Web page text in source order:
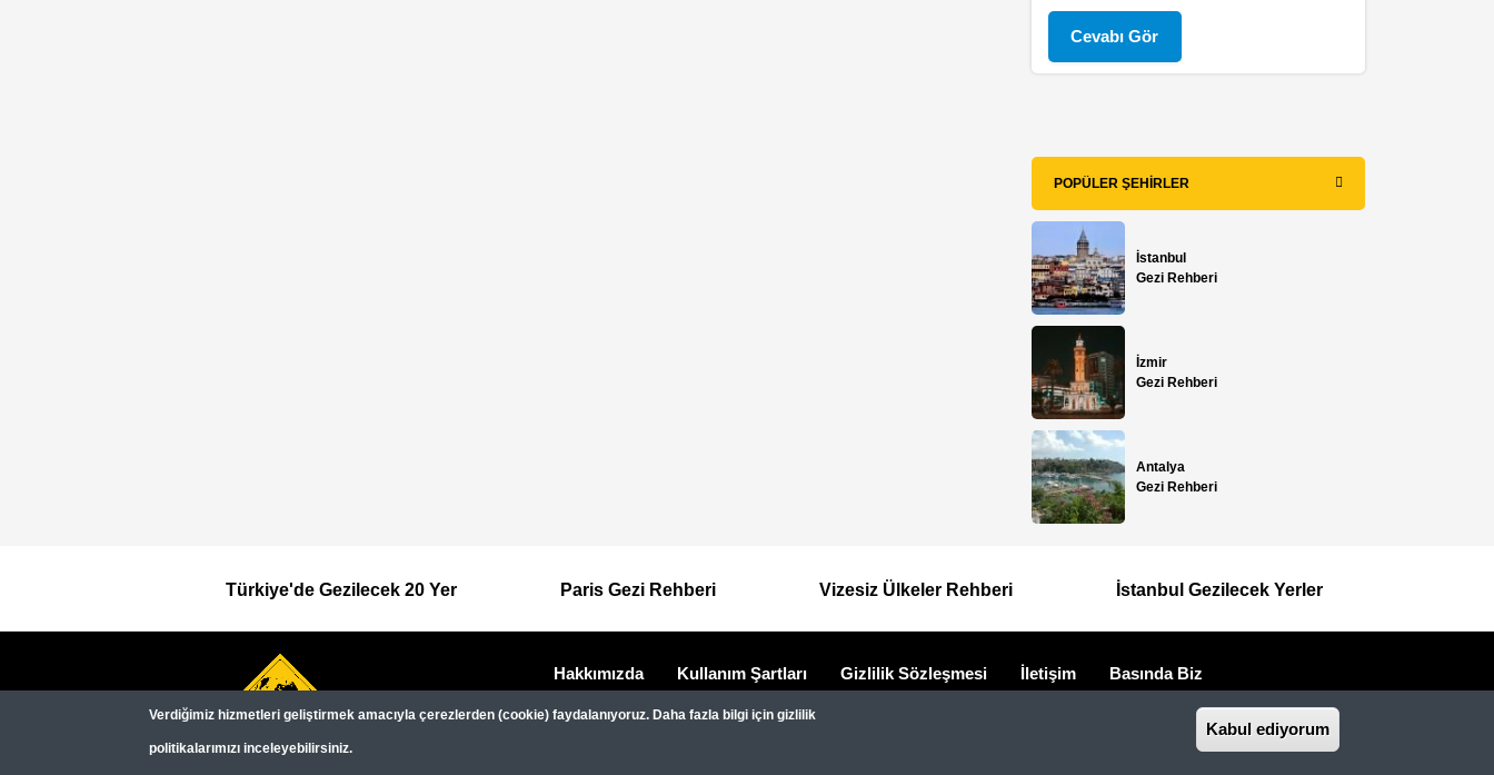
Cevabı Gör
POPÜLER ŞEHIRLER
İstanbul
Gezi Rehberi
İzmir
Gezi Rehberi
Antalya
Gezi Rehberi
Footer
Top
Menu
Türkiye'de Gezilecek 20 Yer Paris Gezi Rehberi Vizesiz Ülkeler Rehberi İstanbul Gezilecek Yerler
Dipnot
Hakkımızda Kullanım Şartları Gizlilik Sözleşmesi İletişim Basında Biz
Gezimanya Turizm, TÜRSAB'a kayıtlı bir seyahat acentasıdır.
Verdiğimiz hizmetleri geliştirmek amacıyla çerezlerden (cookie) faydalanıyoruz. Daha fazla bilgi için gizlilik
politikalarımızı inceleyebilirsiniz.
Kabul ediyorum